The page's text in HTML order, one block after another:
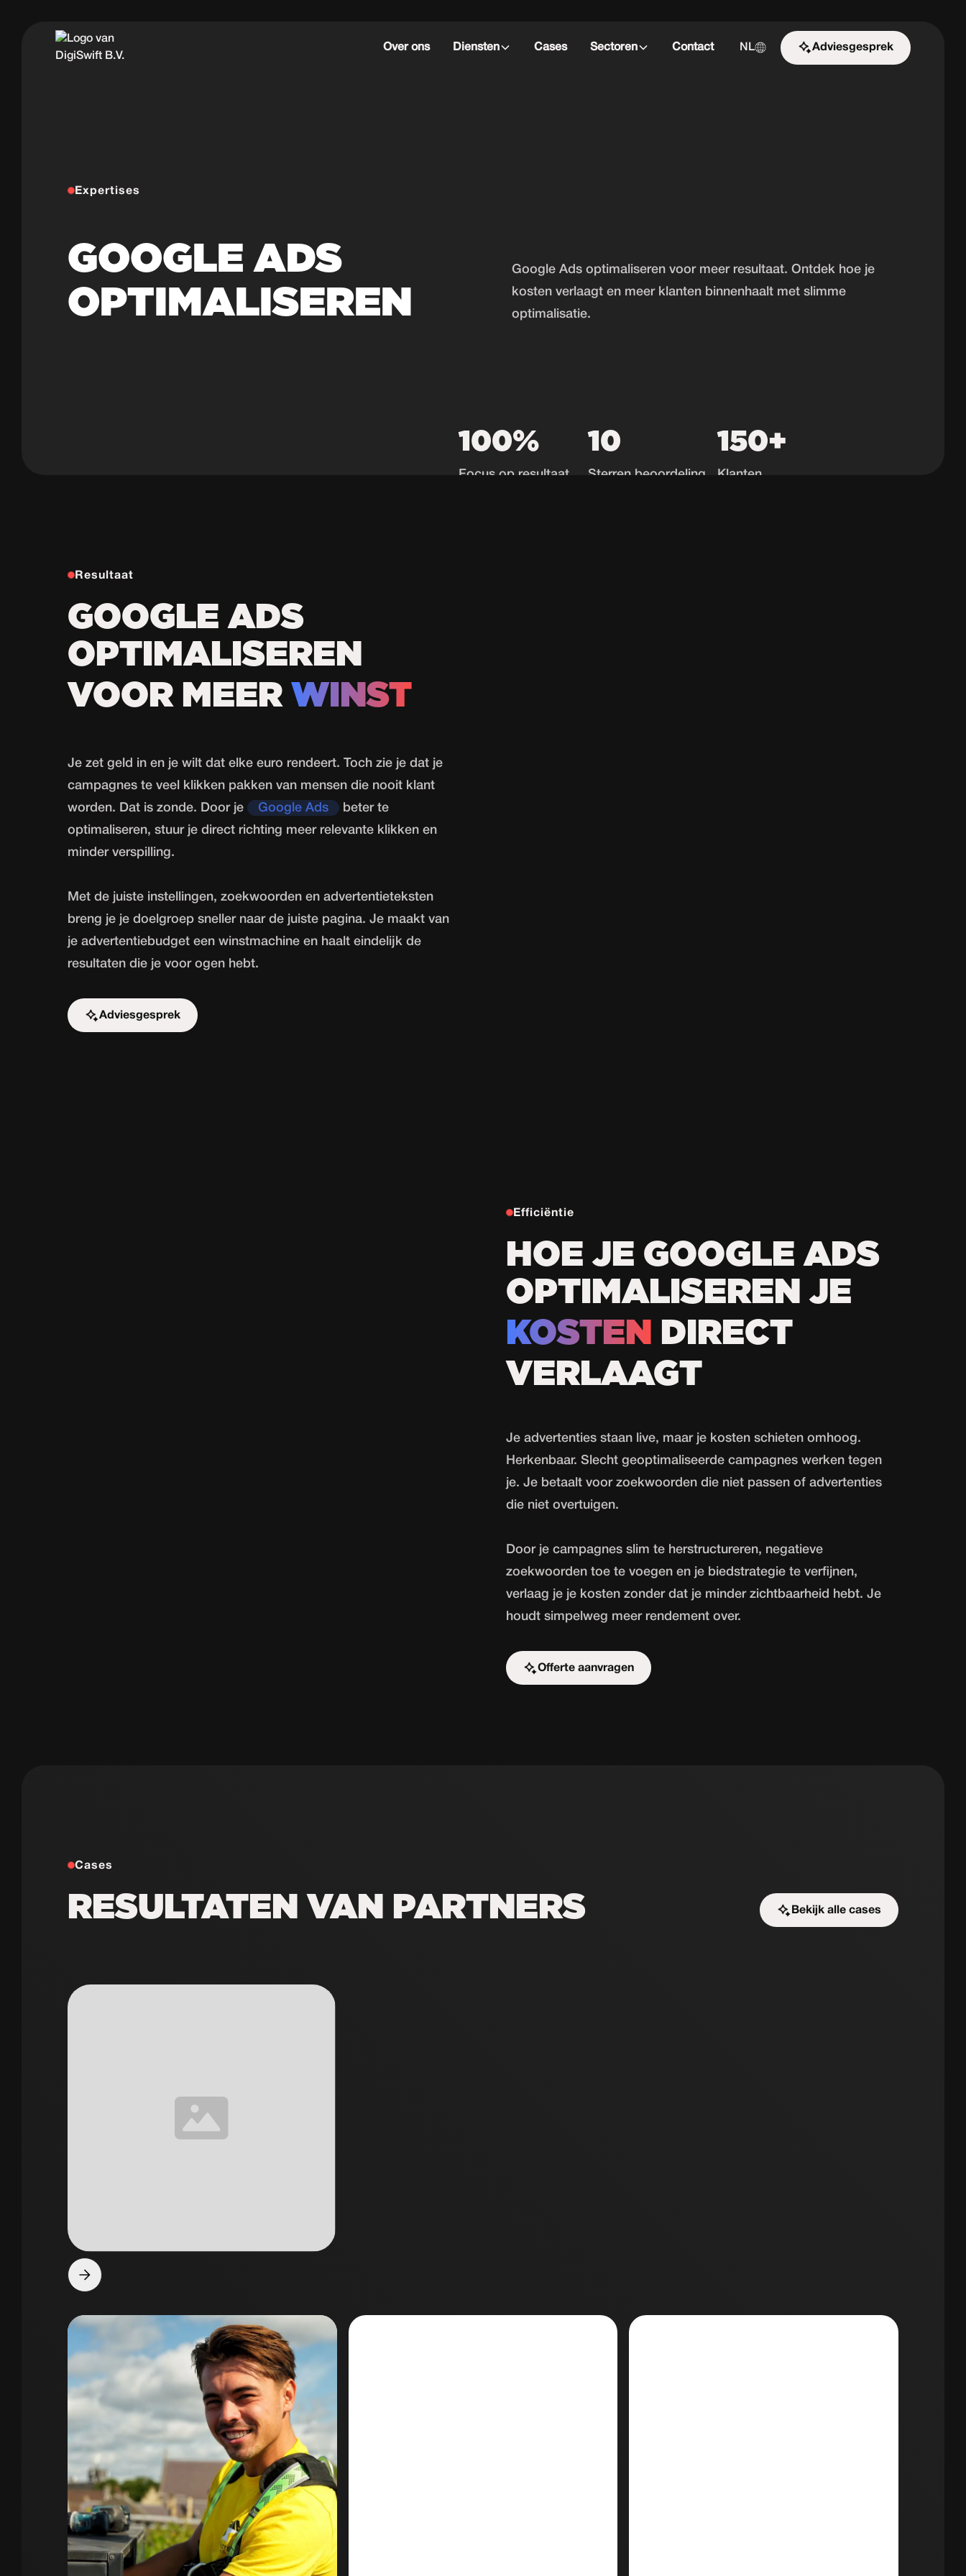
Over ons Diensten Cases Sectoren Contact NL
Adviesgesprek
Start de uitdaging
Expertises
GOOGLE ADS
OPTIMALISEREN
Google Ads optimaliseren voor meer resultaat. Ontdek hoe je
kosten verlaagt en meer klanten binnenhaalt met slimme
optimalisatie.
100%
Focus op resultaat
10
Sterren beoordeling
150+
Klanten
Resultaat
GOOGLE ADS
OPTIMALISEREN
VOOR MEER WINST
Je zet geld in en je wilt dat elke euro rendeert. Toch zie je dat je
campagnes te veel klikken pakken van mensen die nooit klant
worden. Dat is zonde. Door je
Google Ads
beter te
optimaliseren, stuur je direct richting meer relevante klikken en
minder verspilling.
Met de juiste instellingen, zoekwoorden en advertentieteksten
breng je je doelgroep sneller naar de juiste pagina. Je maakt van
je advertentiebudget een winstmachine en haalt eindelijk de
resultaten die je voor ogen hebt.
Adviesgesprek
Start de uitdaging
Efficiëntie
HOE JE GOOGLE ADS
OPTIMALISEREN JE
KOSTEN
DIRECT
VERLAAGT
Je advertenties staan live, maar je kosten schieten omhoog.
Herkenbaar. Slecht geoptimaliseerde campagnes werken tegen
je. Je betaalt voor zoekwoorden die niet passen of advertenties
die niet overtuigen.
Door je campagnes slim te herstructureren, negatieve
zoekwoorden toe te voegen en je biedstrategie te verfijnen,
verlaag je je kosten zonder dat je minder zichtbaarheid hebt. Je
houdt simpelweg meer rendement over.
Offerte aanvragen
Start de uitdaging
Cases
RESULTATEN VAN PARTNERS
Bekijk alle cases
Start de uitdaging